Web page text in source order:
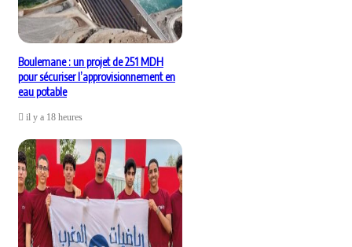
Boulemane : un projet de 251 MDH
pour sécuriser l’approvisionnement en
eau potable
il y a 18 heures